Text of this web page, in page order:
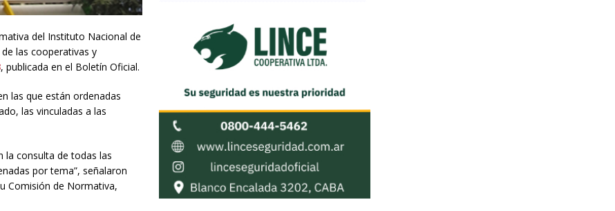
del Instituto Nacional de
las cooperativas y
, publicada en el Boletín Oficial.
las que están ordenadas
las vinculadas a las
la consulta de todas las
por tema”, señalaron
Comisión de Normativa,